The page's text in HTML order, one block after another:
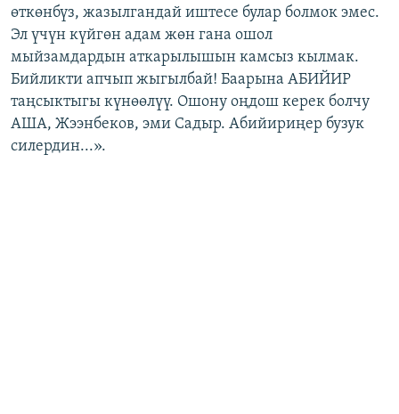
өткөнбүз, жазылгандай иштесе булар болмок эмес.
Эл үчүн күйгөн адам жөн гана ошол
мыйзамдардын аткарылышын камсыз кылмак.
Бийликти апчып жыгылбай! Баарына АБИЙИР
таңсыктыгы күнөөлүү. Ошону оңдош керек болчу
АША, Жээнбеков, эми Садыр. Абийириңер бузук
силердин...».